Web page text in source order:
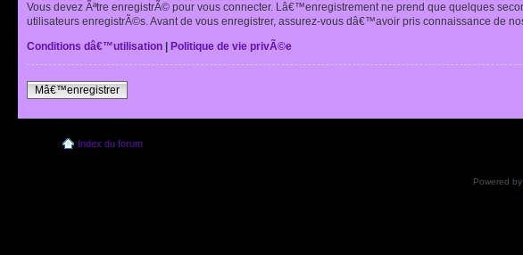
Vous devez Ãªtre enregistrÃ© pour vous connecter. Lâ€™enregistrement ne prend que quelques
utilisateurs enregistrÃ©s. Avant de vous enregistrer, assurez-vous dâ€™avoir pris connaissance de
Conditions dâ€™utilisation
Politique de vie privÃ©e
Mâ€™enregistrer
Index du forum
Powered by